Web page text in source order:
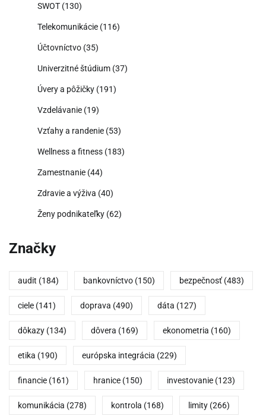
SWOT (130)
Telekomunikácie (116)
Účtovníctvo (35)
Univerzitné štúdium (37)
Úvery a pôžičky (191)
Vzdelávanie (19)
Vzťahy a randenie (53)
Wellness a fitness (183)
Zamestnanie (44)
Zdravie a výživa (40)
Ženy podnikateľky (62)
Značky
audit (184) bankovníctvo (150) bezpečnosť (483)
ciele (141) doprava (490) dáta (127)
dôkazy (134) dôvera (169) ekonometria (160)
etika (190) európska integrácia (229)
financie (161) hranice (150) investovanie (123)
komunikácia (278) kontrola (168) limity (266)